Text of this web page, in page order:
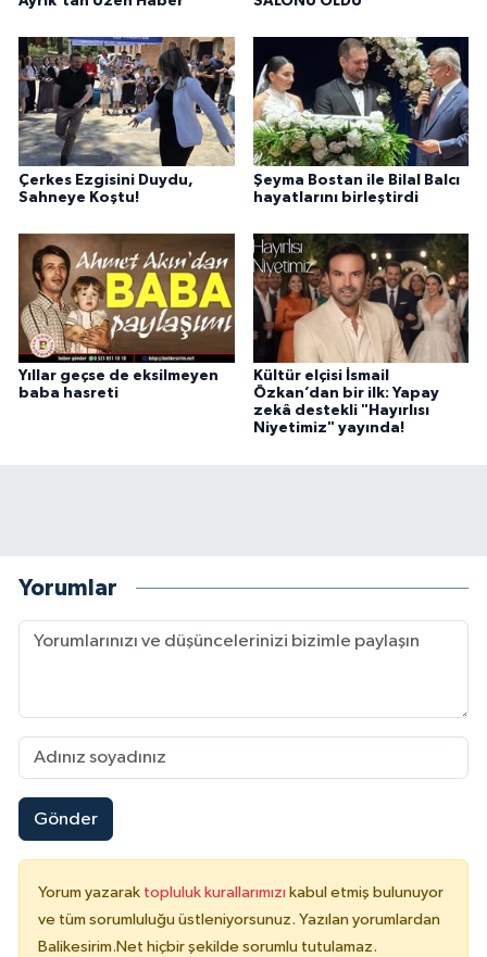
Çerkes Ezgisini Duydu,
Sahneye Koştu!
Şeyma Bostan ile Bilal Balcı
hayatlarını birleştirdi
Yıllar geçse de eksilmeyen
baba hasreti
Kültür elçisi İsmail
Özkan’dan bir ilk: Yapay
zekâ destekli "Hayırlısı
Niyetimiz" yayında!
Yorumlar
Gönder
Yorum yazarak topluluk kurallarımızı kabul etmiş bulunuyor
ve tüm sorumluluğu üstleniyorsunuz. Yazılan yorumlardan
Balikesirim.Net hiçbir şekilde sorumlu tutulamaz.